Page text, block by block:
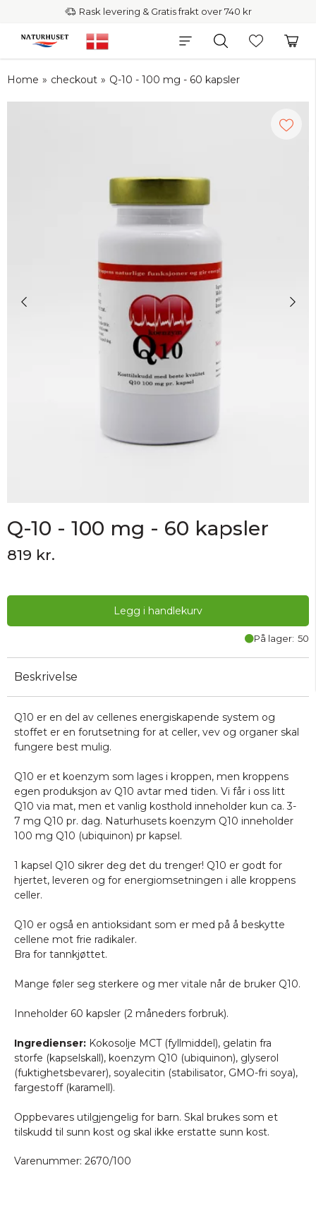
Rask levering & Gratis frakt over 740 kr
Home » checkout » Q-10 - 100 mg - 60 kapsler
Q-10 - 100 mg - 60 kapsler
819 kr.
Legg i handlekurv
På lager: 50
Beskrivelse
Q10 er en del av cellenes energiskapende system og
stoffet er en forutsetning for at celler, vev og organer skal
fungere best mulig.
Q10 er et koenzym som lages i kroppen, men kroppens
egen produksjon av Q10 avtar med tiden. Vi får i oss litt
Q10 via mat, men et vanlig kosthold inneholder kun ca. 3-
7 mg Q10 pr. dag. Naturhusets koenzym Q10 inneholder
100 mg Q10 (ubiquinon) pr kapsel.
1 kapsel Q10 sikrer deg det du trenger! Q10 er godt for
hjertet, leveren og for energiomsetningen i alle kroppens
celler.
Q10 er også en antioksidant som er med på å beskytte
cellene mot frie radikaler.
Bra for tannkjøttet.
Mange føler seg sterkere og mer vitale når de bruker Q10.
Inneholder 60 kapsler (2 måneders forbruk).
Ingredienser: Kokosolje MCT (fyllmiddel), gelatin fra
storfe (kapselskall), koenzym Q10 (ubiquinon), glyserol
(fuktighetsbevarer), soyalecitin (stabilisator, GMO-fri soya),
fargestoff (karamell).
Oppbevares utilgjengelig for barn. Skal brukes som et
tilskudd til sunn kost og skal ikke erstatte sunn kost.
Varenummer: 2670/100